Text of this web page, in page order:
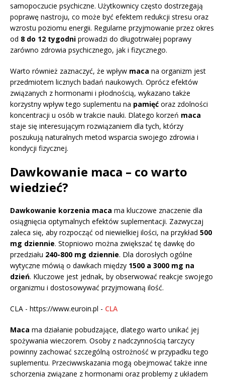
samopoczucie psychiczne. Użytkownicy często dostrzegają
poprawę nastroju, co może być efektem redukcji stresu oraz
wzrostu poziomu energii. Regularne przyjmowanie przez okres
od 8 do 12 tygodni prowadzi do długotrwałej poprawy
zarówno zdrowia psychicznego, jak i fizycznego.
Warto również zaznaczyć, że wpływ maca na organizm jest
przedmiotem licznych badań naukowych. Oprócz efektów
związanych z hormonami i płodnością, wykazano także
korzystny wpływ tego suplementu na pamięć oraz zdolności
koncentracji u osób w trakcie nauki. Dlatego korzeń maca
staje się interesującym rozwiązaniem dla tych, którzy
poszukują naturalnych metod wsparcia swojego zdrowia i
kondycji fizycznej.
Dawkowanie maca – co warto
wiedzieć?
Dawkowanie korzenia maca ma kluczowe znaczenie dla
osiągnięcia optymalnych efektów suplementacji. Zazwyczaj
zaleca się, aby rozpocząć od niewielkiej ilości, na przykład 500
mg dziennie. Stopniowo można zwiększać tę dawkę do
przedziału 240-800 mg dziennie. Dla dorosłych ogólne
wytyczne mówią o dawkach między 1500 a 3000 mg na
dzień. Kluczowe jest jednak, by obserwować reakcje swojego
organizmu i dostosowywać przyjmowaną ilość.
CLA - https://www.euroin.pl - CLA
Maca ma działanie pobudzające, dlatego warto unikać jej
spożywania wieczorem. Osoby z nadczynnością tarczycy
powinny zachować szczególną ostrożność w przypadku tego
suplementu. Przeciwwskazania mogą obejmować także inne
schorzenia związane z hormonami oraz problemy z układem